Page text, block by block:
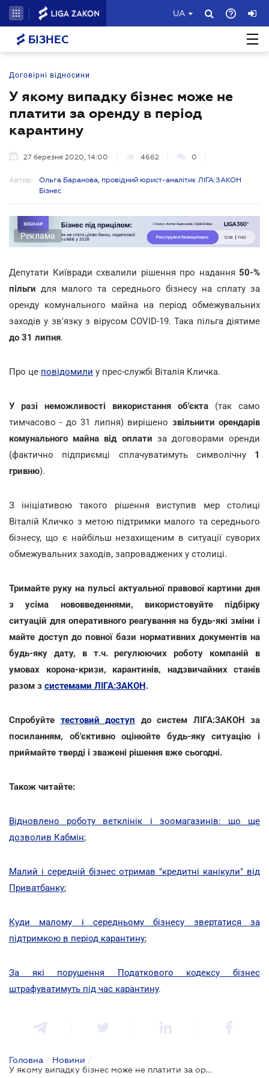
UA
БІЗНЕС
Договірні відносини
У якому випадку бізнес може не
платити за оренду в період
карантину
27 березня 2020, 14:00 4662 0
Автор:
Ольга Баранова, провідний юрист-аналітик ЛІГА:ЗАКОН
Бізнес
Реклама
Депутати Київради схвалили рішення про надання 50-%
пільги для малого та середнього бізнесу на сплату за
оренду комунального майна на період обмежувальних
заходів у зв'язку з вірусом COVID-19. Така пільга діятиме
до 31 липня.
Про це повідомили у прес-службі Віталія Кличка.
У разі неможливості використання об'єкта (так само
тимчасово - до 31 липня) вирішено звільнити орендарів
комунального майна від оплати за договорами оренди
(фактично підприємці сплачуватимуть символічну 1
гривню).
З ініціативою такого рішення виступив мер столиці
Віталій Кличко з метою підтримки малого та середнього
бізнесу, що є найбільш незахищеним в ситуації суворих
обмежувальних заходів, запроваджених у столиці.
Тримайте руку на пульсі актуальної правової картини дня
з усіма нововведеннями, використовуйте підбірку
ситуацій для оперативного реагування на будь-які зміни і
майте доступ до повної бази нормативних документів на
будь-яку дату, в т.ч. регулюючих роботу компаній в
умовах корона-кризи, карантинів, надзвичайних станів
разом з системами ЛІГА:ЗАКОН.
Спробуйте тестовий доступ до систем ЛІГА:ЗАКОН за
посиланням, об'єктивно оцінюйте будь-яку ситуацію і
приймайте тверді і зважені рішення вже сьогодні.
Також читайте:
Відновлено роботу ветклінік і зоомагазинів: що ще
дозволив Кабмін;
Малий і середній бізнес отримав "кредитні канікули" від
Приватбанку;
Куди малому і середньому бізнесу звертатися за
підтримкою в період карантину;
За які порушення Податкового кодексу бізнес
штрафуватимуть під час карантину.
Головна / Новини /
У якому випадку бізнес може не платити за оренду в період карантину